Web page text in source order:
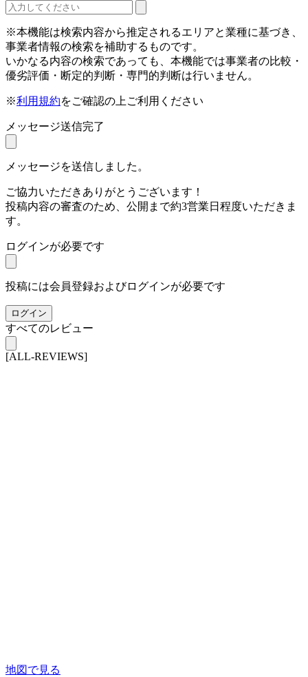
※本機能は検索内容から推定されるエリアと業種に基づき、
事業者情報の検索を補助するものです。
いかなる内容の検索であっても、本機能では事業者の比較・
優劣評価・断定的判断・専門的判断は行いません。
※利用規約をご確認の上ご利用ください
メッセージ送信完了
メッセージを送信しました。
ご協力いただきありがとうございます！
投稿内容の審査のため、公開まで約3営業日程度いただきま
す。
ログインが必要です
投稿には会員登録およびログインが必要です
ログイン
すべてのレビュー
[ALL-REVIEWS]
地図で見る